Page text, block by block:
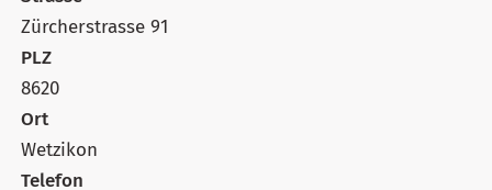
Zürcherstrasse 91
PLZ
8620
Ort
Wetzikon
Telefon